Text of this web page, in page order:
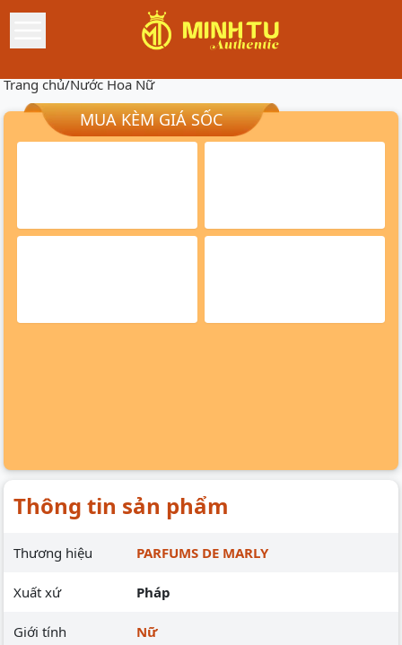
Trang chủ/Nước Hoa Nữ
MUA KÈM GIÁ SỐC
Thông tin sản phẩm
Thương hiệu PARFUMS DE MARLY
Xuất xứ Pháp
Giới tính Nữ